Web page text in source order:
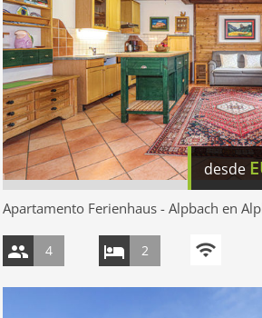
desde
Apartamento Ferienhaus - Alpbach en
4 2